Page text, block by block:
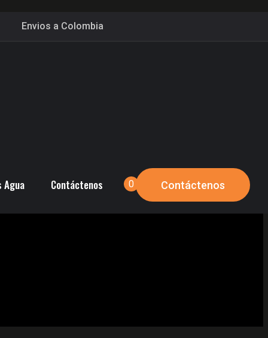
Envios a Colombia
Agua Contáctenos 0 Contáctenos